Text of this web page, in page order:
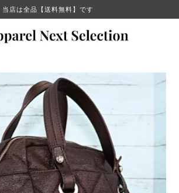
当店は全品【送料無料】です